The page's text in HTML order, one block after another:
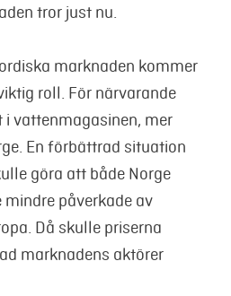
tror just nu.
marknaden kommer
roll. För närvarande
vattenmagasinen, mer
En förbättrad situation
göra att både Norge
påverkade av
Då skulle priserna
marknadens aktörer